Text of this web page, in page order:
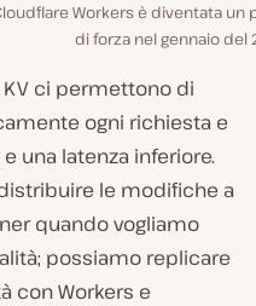
Workers è diventata un
di forza nel gennaio del
KV ci permettono di
ogni richiesta e
una latenza inferiore.
le modifiche a
quando vogliamo
possiamo replicare
con Workers e